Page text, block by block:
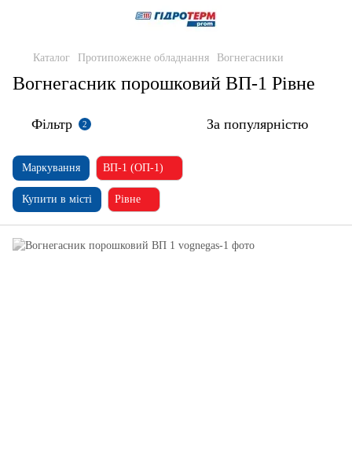
Каталог Протипожежне обладнання Вогнегасники
Вогнегасник порошковий ВП-1 Рівне
Фільтр 2 За популярністю
Маркування ВП-1 (ОП-1)
Купити в місті Рівне